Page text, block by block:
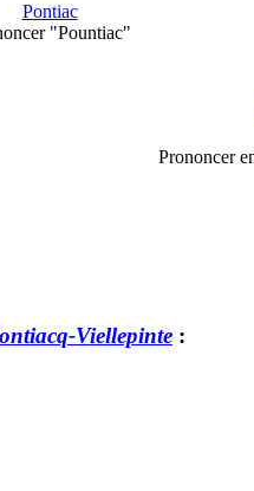
Pontiac
"Pountiac"
Prononcer
Viellepinte :